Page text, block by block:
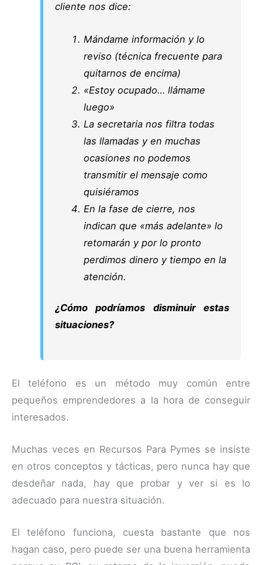
cliente nos dice:
Mándame información y lo
reviso (técnica frecuente para
quitarnos de encima)
«Estoy ocupado… llámame
luego»
La secretaria nos filtra todas
las llamadas y en muchas
ocasiones no podemos
transmitir el mensaje como
quisiéramos
En la fase de cierre, nos
indican que «más adelante» lo
retomarán y por lo pronto
perdimos dinero y tiempo en la
atención.
¿Cómo podríamos disminuir estas
situaciones?
El teléfono es un método muy común entre
pequeños emprendedores a la hora de conseguir
interesados.
Muchas veces en Recursos Para Pymes se insiste
en otros conceptos y tácticas, pero nunca hay que
desdeñar nada, hay que probar y ver si es lo
adecuado para nuestra situación.
El teléfono funciona, cuesta bastante que nos
hagan caso, pero puede ser una buena herramienta